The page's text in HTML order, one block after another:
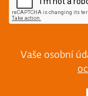
Vaše osobní